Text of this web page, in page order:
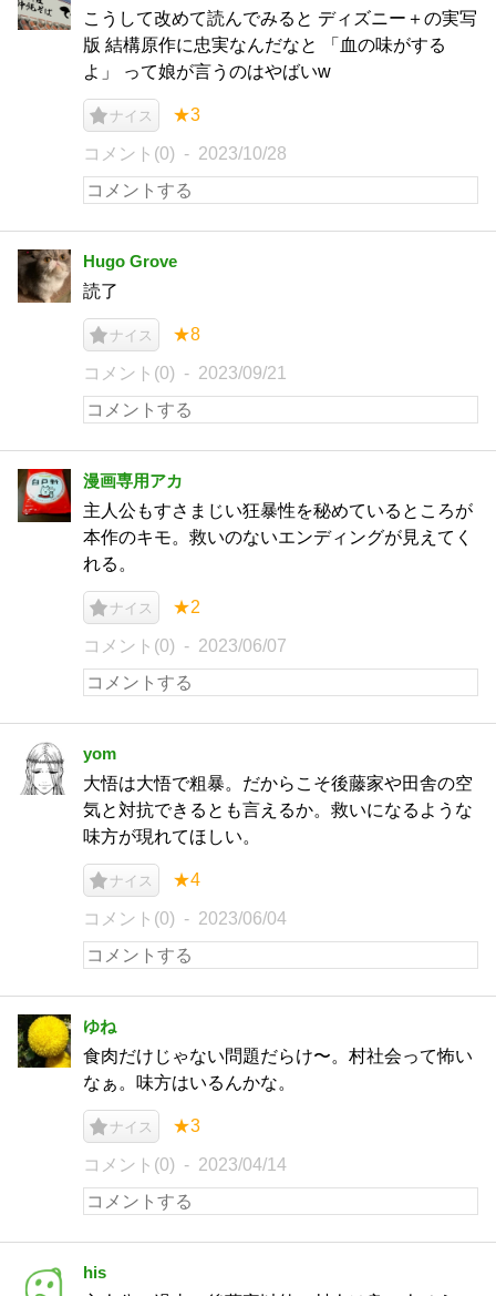
こうして改めて読んでみると ディズニー＋の実写
版 結構原作に忠実なんだなと 「血の味がする
よ」 って娘が言うのはやばいw
ナイス ★3
コメント(0) 2023/10/28
Hugo Grove
読了
ナイス ★8
コメント(0) 2023/09/21
漫画専用アカ
主人公もすさまじい狂暴性を秘めているところが
本作のキモ。救いのないエンディングが見えてく
れる。
ナイス ★2
コメント(0) 2023/06/07
yom
大悟は大悟で粗暴。だからこそ後藤家や田舎の空
気と対抗できるとも言えるか。救いになるような
味方が現れてほしい。
ナイス ★4
コメント(0) 2023/06/04
ゆね
食肉だけじゃない問題だらけ〜。村社会って怖い
なぁ。味方はいるんかな。
ナイス ★3
コメント(0) 2023/04/14
his